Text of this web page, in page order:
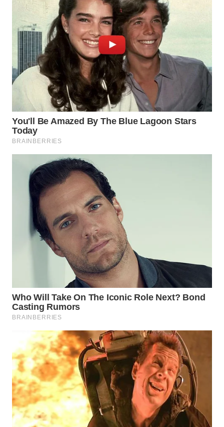
WAHANA
TV
WAHANANEWS
ID
WAHANANEWS
CO ID
WAHANANEWS
NET
WAHANA
SPORT
UMKM
WAHANA
PERSONA
WAHANA
WAHANA
HEALTH
WAHANA
DESA
WISATA